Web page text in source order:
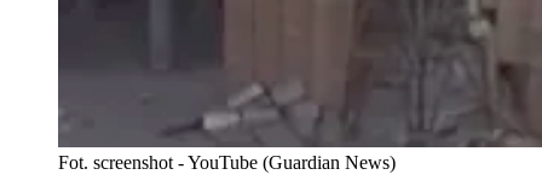
Fot. screenshot - YouTube (Guardian News)